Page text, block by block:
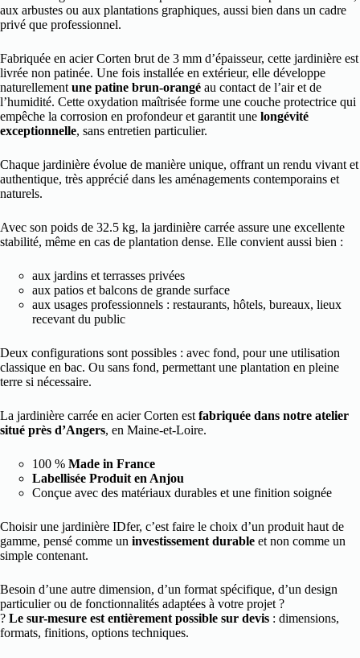
aux arbustes ou aux plantations graphiques, aussi bien dans un cadre
privé que professionnel.
Fabriquée en acier Corten brut de 3 mm d’épaisseur, cette jardinière est
livrée non patinée. Une fois installée en extérieur, elle développe
naturellement une patine brun-orangé au contact de l’air et de
l’humidité. Cette oxydation maîtrisée forme une couche protectrice qui
empêche la corrosion en profondeur et garantit une longévité
exceptionnelle, sans entretien particulier.
Chaque jardinière évolue de manière unique, offrant un rendu vivant et
authentique, très apprécié dans les aménagements contemporains et
naturels.
Avec son poids de 32.5 kg, la jardinière carrée assure une excellente
stabilité, même en cas de plantation dense. Elle convient aussi bien :
aux jardins et terrasses privées
aux patios et balcons de grande surface
aux usages professionnels : restaurants, hôtels, bureaux, lieux
recevant du public
Deux configurations sont possibles : avec fond, pour une utilisation
classique en bac. Ou sans fond, permettant une plantation en pleine
terre si nécessaire.
La jardinière carrée en acier Corten est fabriquée dans notre atelier
situé près d’Angers, en Maine-et-Loire.
100 % Made in France
Labellisée Produit en Anjou
Conçue avec des matériaux durables et une finition soignée
Choisir une jardinière IDfer, c’est faire le choix d’un produit haut de
gamme, pensé comme un investissement durable et non comme un
simple contenant.
Besoin d’une autre dimension, d’un format spécifique, d’un design
particulier ou de fonctionnalités adaptées à votre projet ?
? Le sur-mesure est entièrement possible sur devis : dimensions,
formats, finitions, options techniques.